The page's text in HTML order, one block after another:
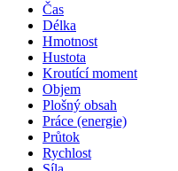
Čas
Délka
Hmotnost
Hustota
Kroutící moment
Objem
Plošný obsah
Práce (energie)
Průtok
Rychlost